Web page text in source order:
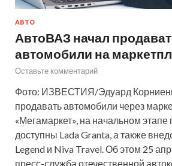
АВТО
АвтоВАЗ начал
автомобили на
Оставьте комментарий
Фото: ИЗВЕСТИЯ/Эдуард
продавать автомобили через
«Мегамаркет», на начальном этапе
доступны Lada Granta, а также
Legend и Niva Travel. Об этом 25
пресс-служба отечественной